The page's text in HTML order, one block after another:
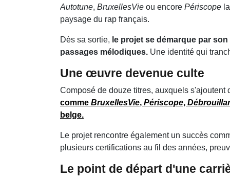
Autotune, BruxellesVie ou encore Périscope
paysage du rap français.
Dès sa sortie, le projet se démarque par
passages mélodiques. Une identité qui
Une œuvre devenue culte
Composé de douze titres, auxquels s'ajoutent
comme BruxellesVie, Périscope,
belge.
Le projet rencontre également un succès
plusieurs certifications au fil des années,
Le point de départ d'une